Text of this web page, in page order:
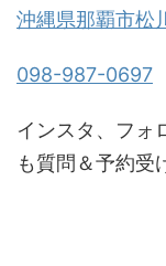
沖縄県那覇市松
098-987-0697
インスタ、フォ
も質問＆予約受